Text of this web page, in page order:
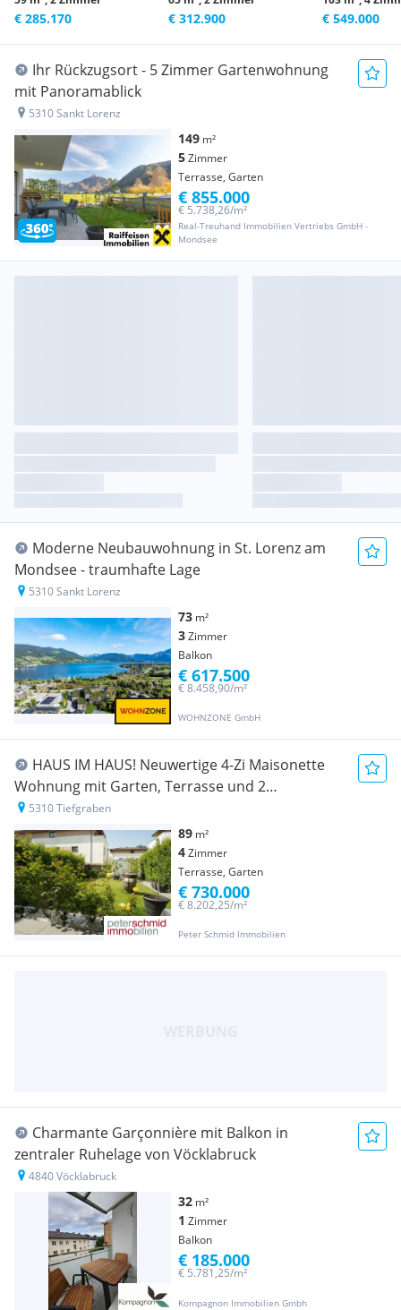
€ 285.170 € 312.900 € 549.000
Ihr Rückzugsort - 5 Zimmer Gartenwohnung
mit Panoramablick
5310 Sankt Lorenz
149 m²
5Zimmer
Terrasse, Garten
Real-Treuhand Immobilien Vertriebs GmbH -
Mondsee
€ 5.738,26/m²
€ 855.000
Moderne Neubauwohnung in St. Lorenz am
Mondsee - traumhafte Lage
5310 Sankt Lorenz
73 m²
3Zimmer
Balkon
WOHNZONE GmbH
€ 8.458,90/m²
€ 617.500
HAUS IM HAUS! Neuwertige 4-Zi Maisonette
Wohnung mit Garten, Terrasse und 2
Tiefgaragenplätze
5310 Tiefgraben
89 m²
4Zimmer
Terrasse, Garten
Peter Schmid Immobilien
€ 8.202,25/m²
€ 730.000
Charmante Garçonnière mit Balkon in
zentraler Ruhelage von Vöcklabruck
4840 Vöcklabruck
32 m²
1 Zimmer
Balkon
Kompagnon Immobilien Gmbh
€ 5.781,25/m²
€ 185.000